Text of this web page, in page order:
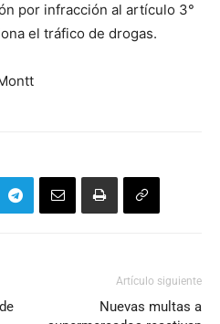
por infracción al artículo 3°
el tráfico de drogas.
Artículo siguiente
Nuevas multas a